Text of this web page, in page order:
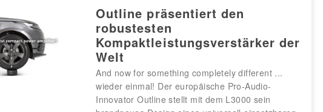
Outline präsentiert den
robustesten
Kompaktleistungsverstärker der
Welt
And now for something completely different ...
wieder einmal! Der europäische Pro-Audio-
Innovator Outline stellt mit dem L3000 sein